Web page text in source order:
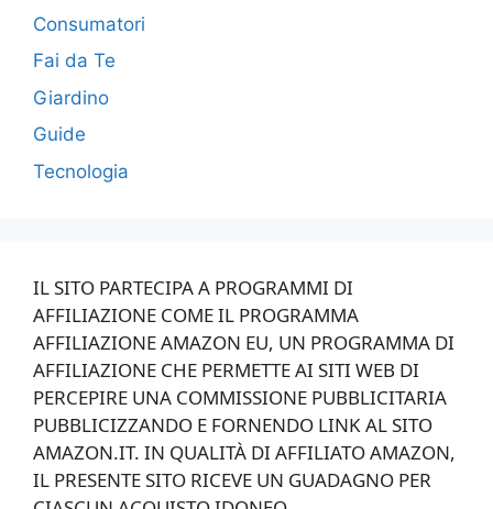
Consumatori
Fai da Te
Giardino
Guide
Tecnologia
IL SITO PARTECIPA A PROGRAMMI DI
AFFILIAZIONE COME IL PROGRAMMA
AFFILIAZIONE AMAZON EU, UN PROGRAMMA DI
AFFILIAZIONE CHE PERMETTE AI SITI WEB DI
PERCEPIRE UNA COMMISSIONE PUBBLICITARIA
PUBBLICIZZANDO E FORNENDO LINK AL SITO
AMAZON.IT. IN QUALITÀ DI AFFILIATO AMAZON,
IL PRESENTE SITO RICEVE UN GUADAGNO PER